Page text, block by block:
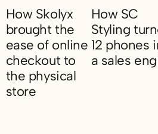
How Skolyx
brought the
ease of online
checkout to
the physical
store
How Skolyx brought the ease of
How SC
Styling
12 phones
a sales
How SC